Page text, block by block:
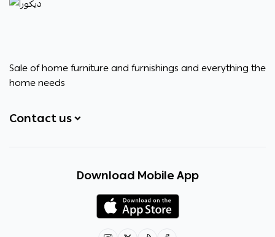
ديكورا
Sale of home furniture and furnishings and everything the
home needs
Contact us
+966531828315
decora6586@gmail.com
Download Mobile App